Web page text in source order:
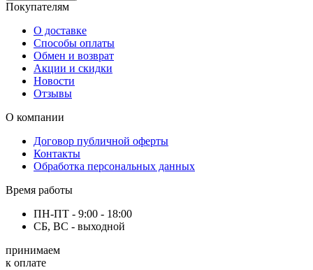
Покупателям
О доставке
Способы оплаты
Обмен и возврат
Акции и скидки
Новости
Отзывы
О компании
Договор публичной оферты
Контакты
Обработка персональных данных
Время работы
ПН-ПТ - 9:00 - 18:00
СБ, ВС - выходной
принимаем
к оплате